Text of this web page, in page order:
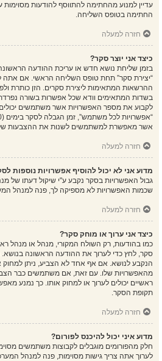
עדיין למנוע מהחתימה להתווסף להודעות מסוימות
החתימה בטופס השליחה.
חזרה למעלה
כיצד אני יוצר סקר?
בזמן שליחת נושא חדש או עריכת ההודעה
“יצירת סקר” תחת טופס השליחה הראשי. אם אתה
ההרשאות המתאימות ליצירת סקרים. הזן כותרת
בשדות המתאימים וודא שכל אפשרות בשורה
לקבוע את מספר האפשרויות אשר משתמשים
אשר מאפשרת למשתמשים לשנות את ההצבעות
חזרה למעלה
מדוע אני לא יכול להוסיף אפשרויות נוספות
גבול האפשרויות בסקר נקבע ע"י שיקול דעתו
שכמות האפשרויות לא מספיקה לך, פנה למנהל
חזרה למעלה
כיצד אני ערוך או מוחק סקר?
כמו בהודעות, רק השולח המקורי, מנהל או מנהל
סקר, לחץ כדי לערוך את ההודעה הראשונה
הנקבע לנושא. אם אף אחד לא הצביע, ניתן
מהאפשרויות שלו. עם זאת, אם משתמשים כבר
ראשיים יכולים לערוך או למחוק אותו. כך נמנע
תקופת הסקר.
חזרה למעלה
מדוע איני יכול להיכנס לפורום?
חלק מהפורומים מוגבלים לקבוצות משתמשים
לערוך אתה צריך גישות מסוימות, פנה למנהל